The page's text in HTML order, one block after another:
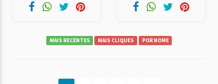
MAIS RECENTES MAIS CLIQUES POR NOME